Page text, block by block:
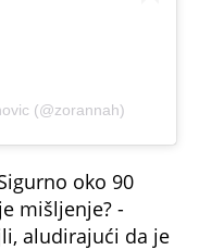
(@zorannah)
oko 90
mišljenje? -
aludirajući da je